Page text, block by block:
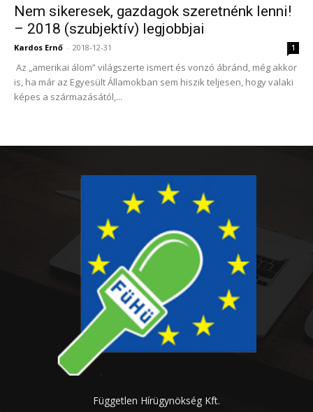
Nem sikeresek, gazdagok szeretnénk lenni!
– 2018 (szubjektív) legjobbjai
Kardos Ernő - 2018-12-31 1
Az „amerikai álom” világszerte ismert és vonzó ábránd, még akkor
is, ha már az Egyesült Államokban sem hiszik teljesen, hogy valaki
képes a származásától,...
Független Hírügynökség Kft.